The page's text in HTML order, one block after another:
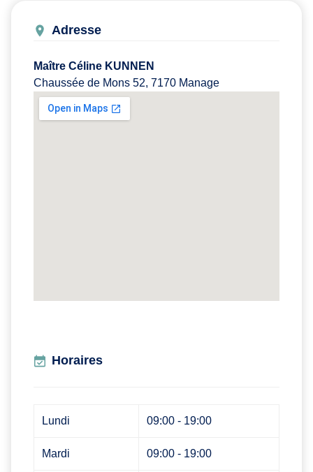
Adresse
Maître Céline KUNNEN
Chaussée de Mons 52, 7170 Manage
Horaires
Lundi 09:00 - 19:00
Mardi 09:00 - 19:00